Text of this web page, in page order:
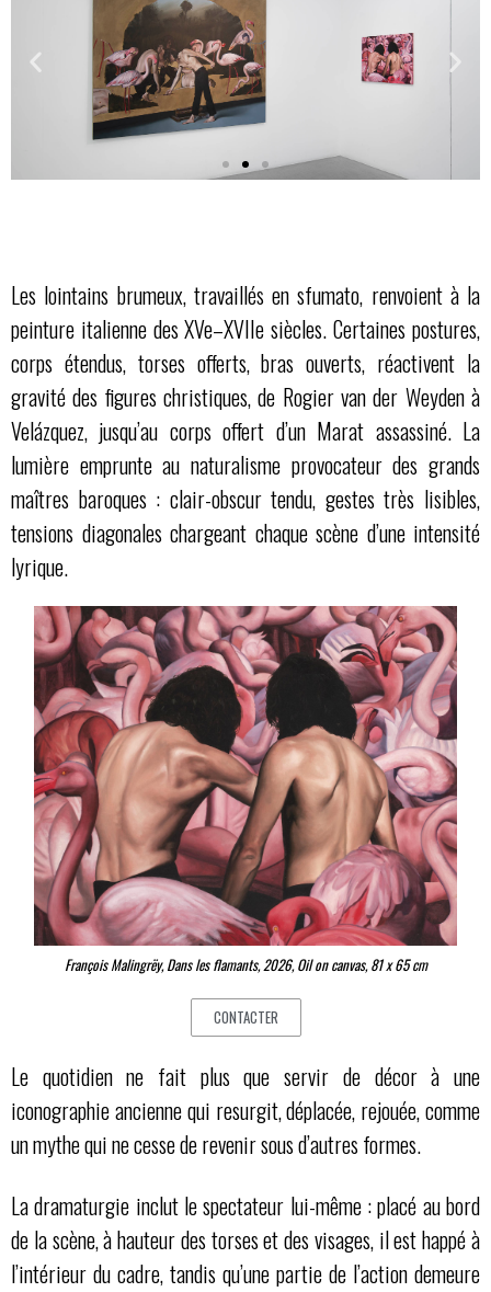
Le quotidien ne fait plus que servir de décor à une
iconographie ancienne qui resurgit, déplacée, rejouée, comme
un mythe qui ne cesse de revenir sous d’autres formes.
La dramaturgie inclut le spectateur lui-même : placé au bord
de la scène, à hauteur des torses et des visages, il est happé à
l’intérieur du cadre, tandis qu’une partie de l’action demeure
Les lointains brumeux, travaillés en sfumato, renvoient à la
peinture italienne des XVe–XVIIe siècles. Certaines postures,
corps étendus, torses offerts, bras ouverts, réactivent la
gravité des figures christiques, de Rogier van der Weyden à
Velázquez, jusqu’au corps offert d’un Marat assassiné. La
lumière emprunte au naturalisme provocateur des grands
maîtres baroques : clair-obscur tendu, gestes très lisibles,
tensions diagonales chargeant chaque scène d’une intensité
lyrique.
François Malingrëy, Dans les flamants, 2026, Oil on canvas, 81 x 65 cm
CONTACTER